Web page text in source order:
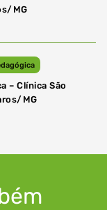
MG
– Clínica São
MG